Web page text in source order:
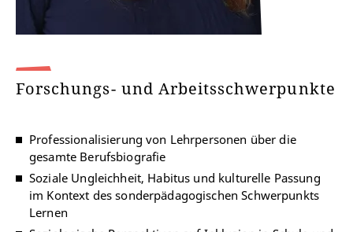
Forschungs- und Arbeitsschwerpunkte
Professionalisierung von Lehrpersonen über die
gesamte Berufsbiografie
Soziale Ungleichheit, Habitus und kulturelle Passung
im Kontext des sonderpädagogischen Schwerpunkts
Lernen